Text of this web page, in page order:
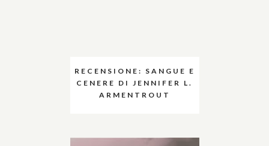
RECENSIONE: SANGUE E
CENERE DI JENNIFER L.
ARMENTROUT